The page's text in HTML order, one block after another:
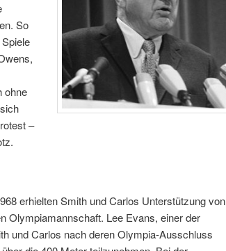
So
ohne
–
erhielten Smith und Carlos Unterstützung von
Olympiamannschaft. Lee Evans, einer der
und Carlos nach deren Olympia-Ausschluss